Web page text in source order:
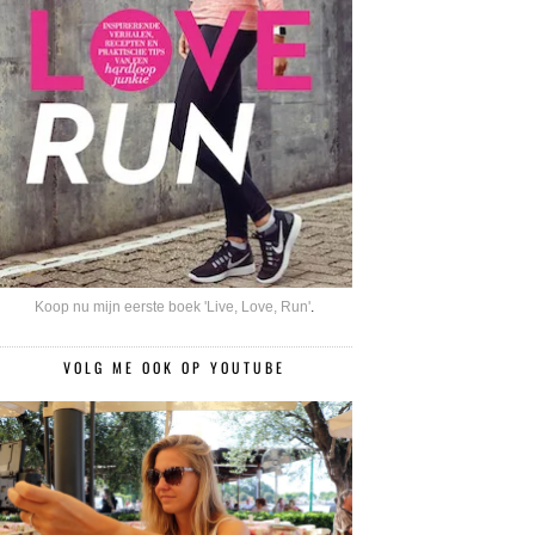
Koop nu mijn eerste boek 'Live, Love, Run'.
VOLG ME OOK OP YOUTUBE